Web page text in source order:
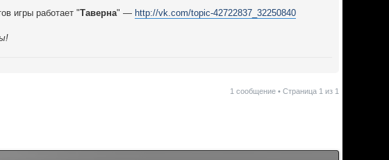
игры работает "Таверна" — http://vk.com/topic-42722837_32250840
1 сообщение • Страница 1 из 1